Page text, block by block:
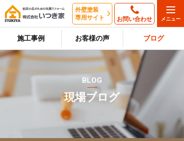
外壁塗装
専用サイト
お問い合わせ
施工事例 お客様の声 ブログ
BLOG
現場ブログ